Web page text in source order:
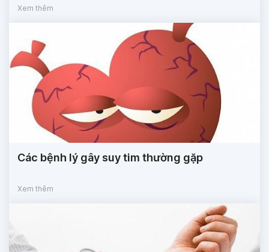
Xem thêm
Các bệnh lý gây suy tim thường gặp
Xem thêm